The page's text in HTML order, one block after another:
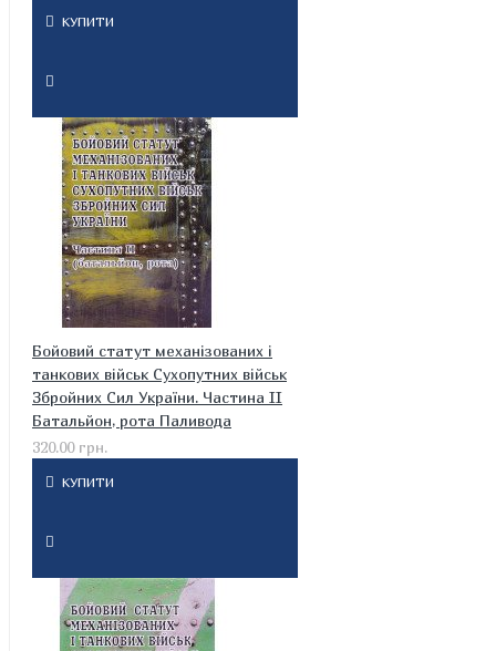
КУПИТИ
Бойовий статут механізованих і
танкових військ Сухопутних військ
Збройних Сил України. Частина II
Батальйон, рота Паливода
320.00 грн.
КУПИТИ